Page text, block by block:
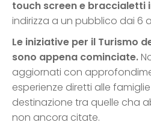
touch screen e braccialetti
indirizza a un pubblico dai 6
Le iniziative per il Turismo
sono appena cominciate.
aggiornati con
esperienze diretti alle
destinazione tra quelle cha
non ancora citate.